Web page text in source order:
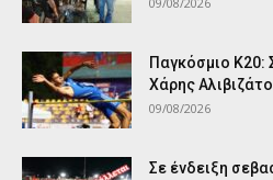
Παγκόσμιο Κ20:
Χάρης
09/08/2026
Σε ένδειξη